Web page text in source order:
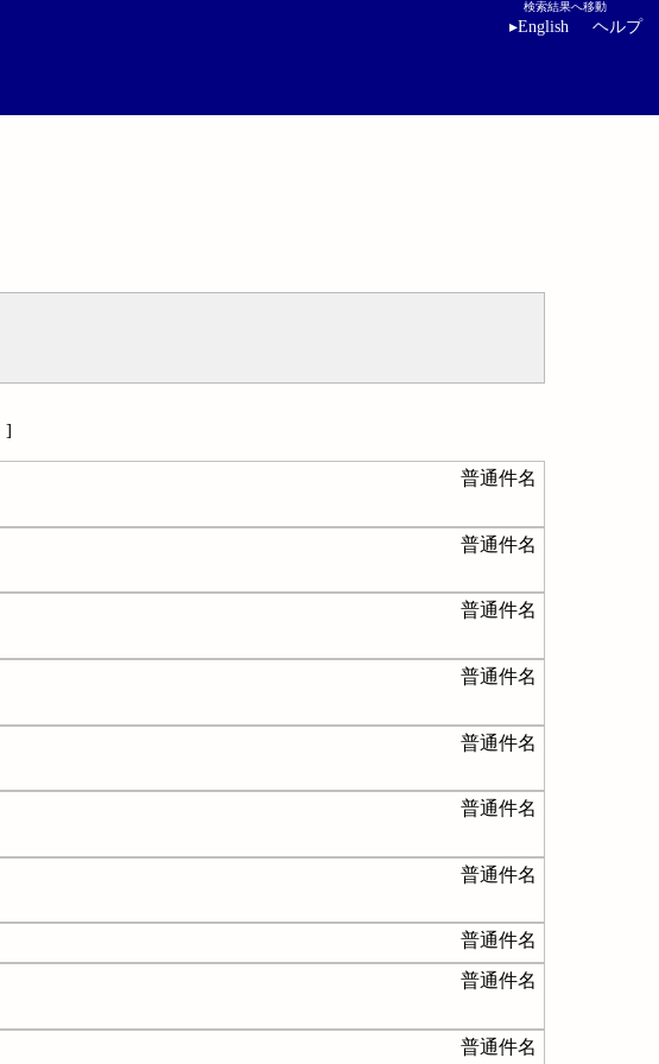
検索結果へ移動
▸English ヘルプ
]
普通件名
普通件名
普通件名
普通件名
普通件名
普通件名
普通件名
普通件名
普通件名
普通件名